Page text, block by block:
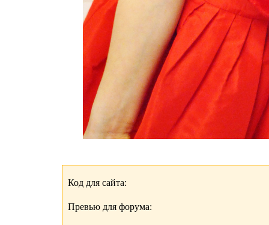
Код для сайта:
Превью для форума: